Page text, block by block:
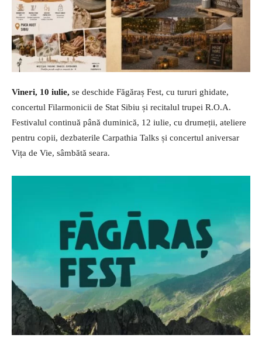
Vineri, 10 iulie, se deschide Făgăraș Fest, cu tururi ghidate,
concertul Filarmonicii de Stat Sibiu și recitalul trupei R.O.A.
Festivalul continuă până duminică, 12 iulie, cu drumeții, ateliere
pentru copii, dezbaterile Carpathia Talks și concertul aniversar
Vița de Vie, sâmbătă seara.